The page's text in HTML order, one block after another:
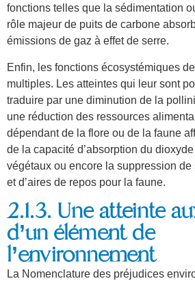
fonctions telles que la sédimentation
rôle majeur de puits de carbone
émissions de gaz à effet de serre.
Enfin, les fonctions écosystémiques
multiples. Les atteintes qui leur sont
traduire par une diminution de la
une réduction des ressources
dépendant de la flore ou de la faune
de la capacité d’absorption du
végétaux ou encore la suppression
et d’aires de repos pour la faune.
2.1.3. Une atteinte
d’un élément de
l’environnement
La Nomenclature des préjudices